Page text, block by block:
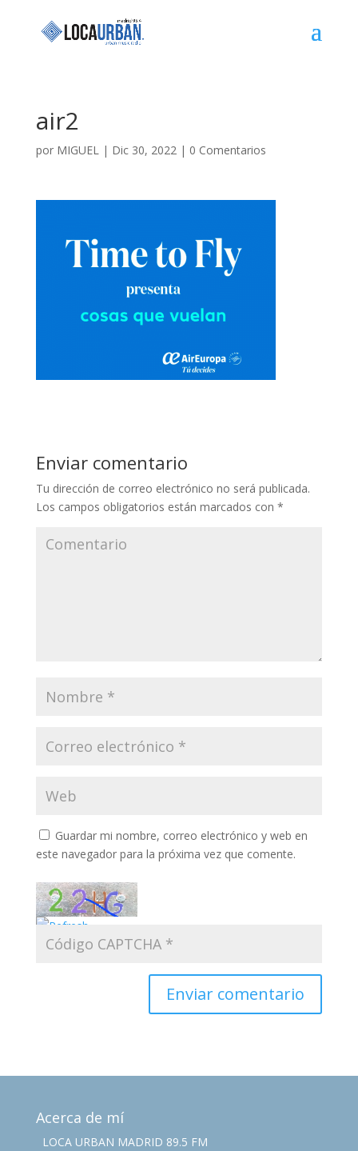
air2
por MIGUEL| Dic 30, 2022| 0 Comentarios
Enviar comentario
Tu dirección de correo electrónico no será publicada.
Los campos obligatorios están marcados con *
Guardar mi nombre, correo electrónico y web en
este navegador para la próxima vez que comente.
Acerca de mí
LOCA URBAN MADRID 89.5 FM